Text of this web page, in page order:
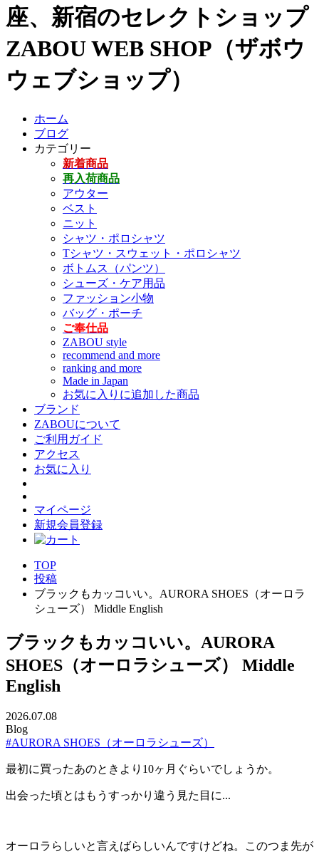
座、新宿のセレクトショップ
ZABOU WEB SHOP（ザボウ
ウェブショップ）
ホーム
ブログ
カテゴリー
新着商品
再入荷商品
アウター
ベスト
ニット
シャツ・ポロシャツ
Tシャツ・スウェット・ポロシャツ
ボトムス（パンツ）
シューズ・ケア用品
ファッション小物
バッグ・ポーチ
ご奉仕品
ZABOU style
recommend and more
ranking and more
Made in Japan
お気に入りに追加した商品
ブランド
ZABOUについて
ご利用ガイド
アクセス
お気に入り
マイページ
新規会員登録
TOP
投稿
ブラックもカッコいい。AURORA SHOES（オーロラ
シューズ） Middle English
ブラックもカッコいい。AURORA
SHOES（オーロラシューズ） Middle
English
2026.07.08
Blog
#AURORA SHOES（オーロラシューズ）
最初に買ったあのときより10ヶ月ぐらいでしょうか。
出会った頃とはもうすっかり違う見た目に...
オーロラらしいと言えばらしいんですけどね。このつま先が